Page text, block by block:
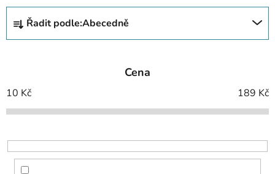
Ř
z
í
p
o
d
Řadit podle:Abecedně
Cena
10 Kč 189 Kč